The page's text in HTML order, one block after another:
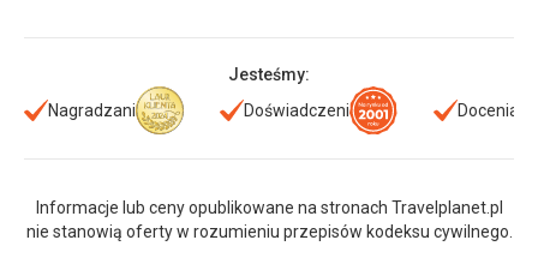
Jesteśmy:
Nagradzani
Doświadczeni Doceniani
Informacje lub ceny opublikowane na stronach Travelplanet.pl
nie stanowią oferty w rozumieniu przepisów kodeksu cywilnego.